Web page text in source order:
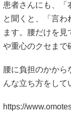
患者さんにも、「
と聞くと、「言わ
ます。腰だけを
や重心のクセまで
腰に負担のかから
んな立ち方をして
https://